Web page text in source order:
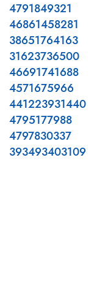
4791849321
46861458281
38651764163
31623736500
46691741688
4571675966
441223931440
4795177988
4797830337
393493403109